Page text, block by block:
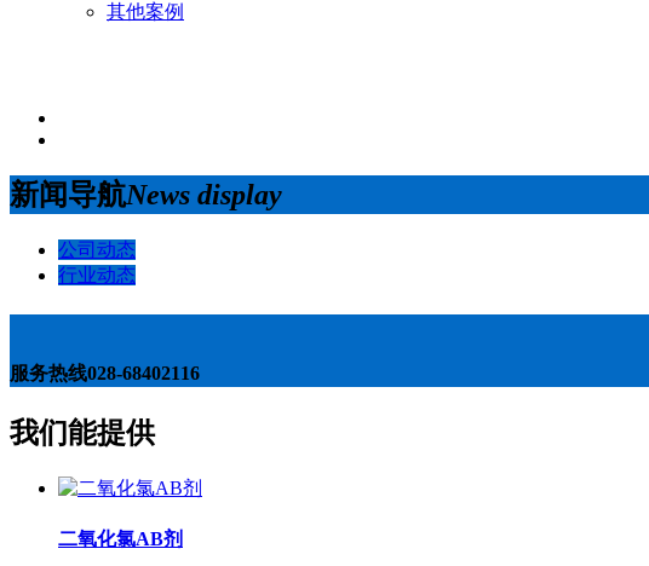
其他案例
新闻导航News display
公司动态
行业动态
服务热线028-68402116
我们能提供
二氧化氯AB剂